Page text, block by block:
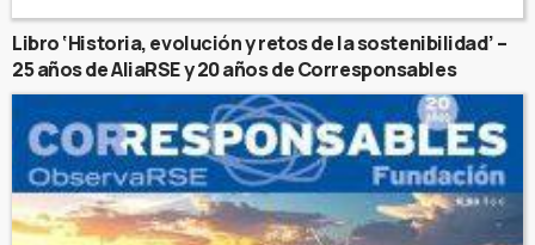
Libro ‘Historia, evolución y retos de la sostenibilidad’ –
25 años de AliaRSE y 20 años de Corresponsables